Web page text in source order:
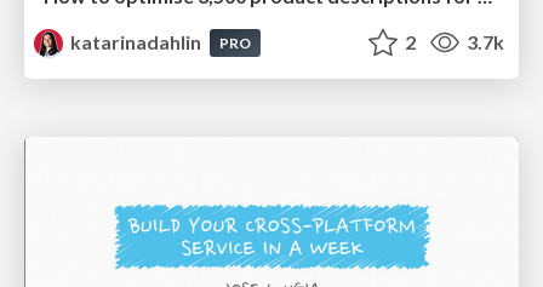
katarinadahlin
PRO 2 3.7k